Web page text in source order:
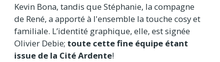
Kevin Bona, tandis que Stéphanie, la compagne
de René, a apporté à l'ensemble la touche cosy et
familiale. L’identité graphique, elle, est signée
Olivier Debie; toute cette fine équipe étant
issue de la Cité Ardente!